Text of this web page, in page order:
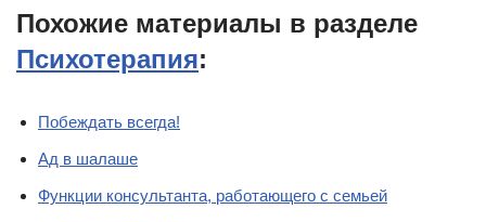
Похожие материалы в разделе
Психотерапия:
Побеждать всегда!
Ад в шалаше
Функции консультанта, работающего с семьей